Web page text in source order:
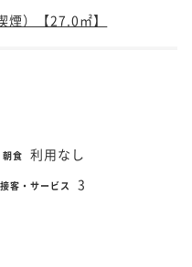
煙）【27.0㎡】
朝食 利用なし
接客・サービス 3